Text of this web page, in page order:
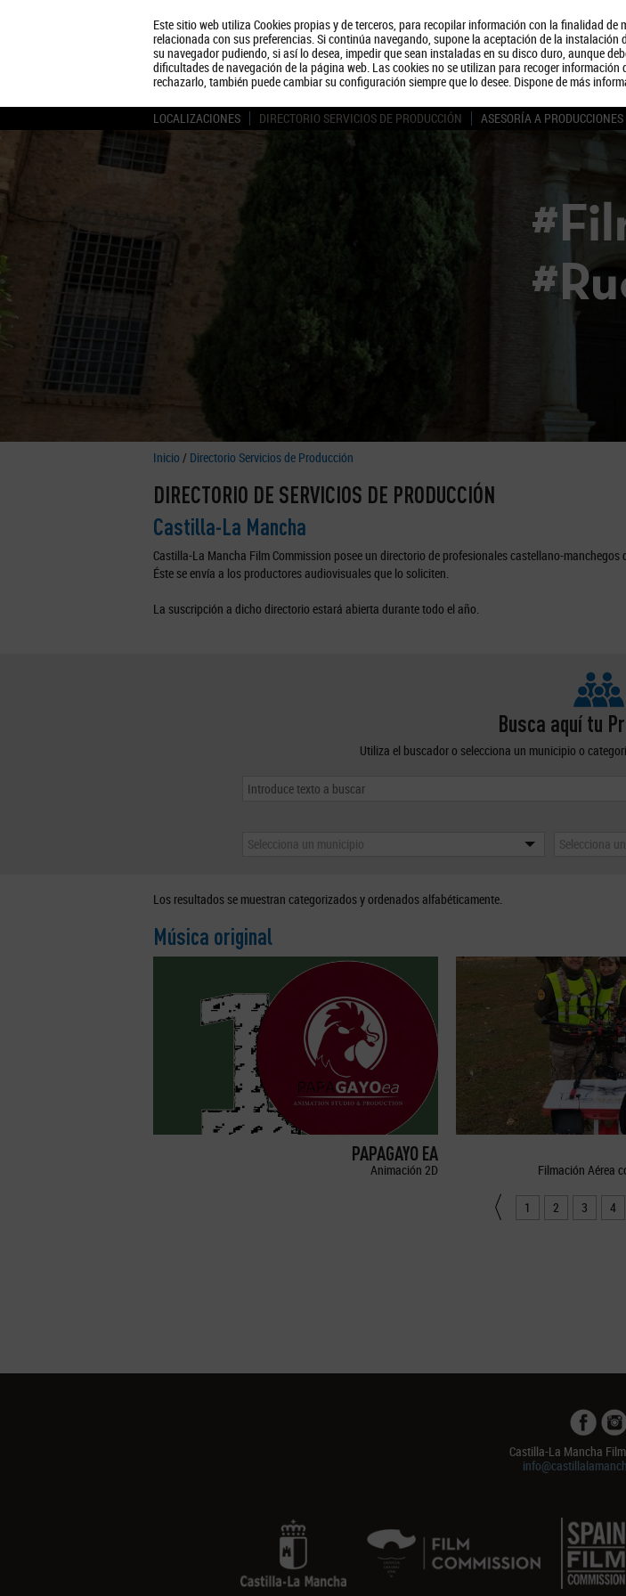
Este sitio web utiliza Cookies propias y de terceros, para recopilar información con la finalidad
relacionada con sus preferencias. Si continúa navegando, supone la aceptación de la
su navegador pudiendo, si así lo desea, impedir que sean instaladas en su disco duro, aunque
dificultades de navegación de la página web. Las cookies no se utilizan para recoger información
rechazarlo, también puede cambiar su configuración siempre que lo desee. Dispone de más
LOCALIZACIONES DIRECTORIO SERVICIOS DE PRODUCCIÓN ASESORÍA A PRODUCCIONES
Inicio / Directorio Servicios de Producción
DIRECTORIO DE SERVICIOS DE PRODUCCIÓN
Castilla-La Mancha
Castilla-La Mancha Film Commission posee un directorio de profesionales castellano-
Éste se envía a los productores audiovisuales que lo soliciten.
La suscripción a dicho directorio estará abierta durante todo el año.
Busca aquí tu
Utiliza el buscador o selecciona un municipio o
Selecciona un municipio
Selecciona
Los resultados se muestran categorizados y ordenados alfabéticamente.
Música original
PAPAGAYO EA
Animación 2D Filmación Aérea
1 2 3 4
Castilla-La Mancha